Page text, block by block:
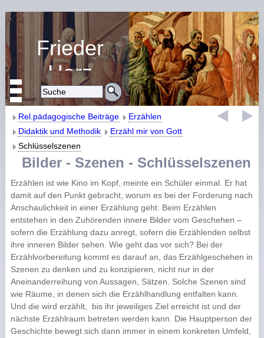
Frieder
Harz
Religiöse Erziehung
und Bildung
Rel.pädagogische Beiträge
Erzählen
Didaktik und Methodik
Erzähl mir von Gott
Schlüsselszenen
Bilder - Szenen - Schlüsselszenen
Erzählen ist wie Kino im Kopf, meinte ein Schüler einmal. Er hat
damit auf den Punkt gebracht, worum es bei der Forderung nach
Anschaulichkeit in einer Erzählung geht. Beim Erzählen
entstehen in den Zuhörenden innere Bilder vom Geschehen –
sofern die Erzählung dazu anregt, sofern die Erzählenden selbst
ihre inneren Bilder sehen. Wie geht das vor sich? Bei der
Erzählvorbereitung kommt es darauf an, das Erzählgeschehen in
Szenen zu denken und zu konzipieren, nicht nur in der
Aneinanderreihung von Aussagen, Sätzen. Solche Szenen sind
wie Räume, in denen sich die Erzählhandlung entfalten kann.
Und die wird erzählt,
bis ihr jeweiliges Ziel erreicht ist und der
nächste Erzählraum betreten werden kann. Die Hauptperson der
Geschichte bewegt sich dann immer in einem konkreten Umfeld,